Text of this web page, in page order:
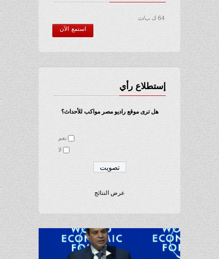
64 ك ب/ث
استمع الآن
إستطلاع رأي
هل ترى موقع راديو مصر مواكب للأحداث؟
نعم
لا
عرض النتائج